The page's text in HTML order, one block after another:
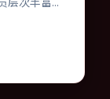
向不可逆